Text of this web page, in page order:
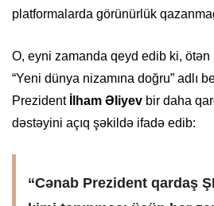
platformalarda görünürlük
O, eyni zamanda qeyd edib ki, ötən
“Yeni dünya nizamına doğru” adlı
Prezidentİlham Əliyev bir daha
dəstəyini açıq şəkildə ifadə edib:
“Cənab Prezident qardaş